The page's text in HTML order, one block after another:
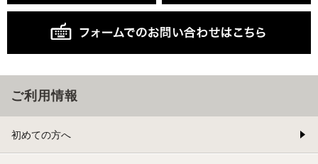
ご利用情報
初めての方へ